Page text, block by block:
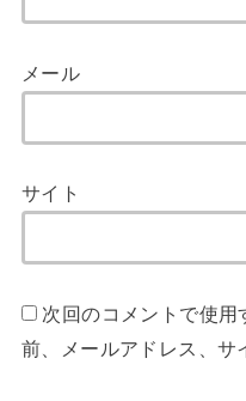
メール
サイト
次回のコメントで使用
前、メールアドレス、サ